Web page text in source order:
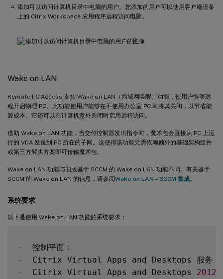
添加可以访问计算机目录中电脑的用户。您添加的用户可以使用客户端设备
上的 Citrix Workspace 应用程序远程访问电脑。
Wake on LAN
Remote PC Access 支持 Wake on LAN（局域网唤醒）功能，使用户能够远
程开启物理 PC。此功能使用户能够在不使用办公室 PC 时将其关闭，以节省能
源成本。它还可以在计算机意外关闭时启用远程访问。
借助 Wake on LAN 功能，当交付控制器发出指令时，魔术包会直接从 PC 上运
行的 VDA 发送到 PC 所在的子网。这使得该功能无需依赖额外的基础架构组件
或第三方解决方案即可传输魔术包。
Wake on LAN 功能与旧版基于 SCCM 的 Wake on LAN 功能不同。有关基于
SCCM 的 Wake on LAN 的信息，请参阅Wake on LAN – SCCM 集成。
系统要求
以下是使用 Wake on LAN 功能的系统要求：
-
-
-
  Citrix Virtual Apps and Desktops
2012